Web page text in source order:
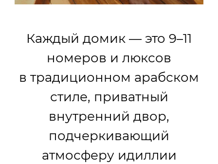
Каждый домик — это 9–11
номеров и люксов
в традиционном арабском
стиле, приватный
внутренний двор,
подчеркивающий
атмосферу идиллии